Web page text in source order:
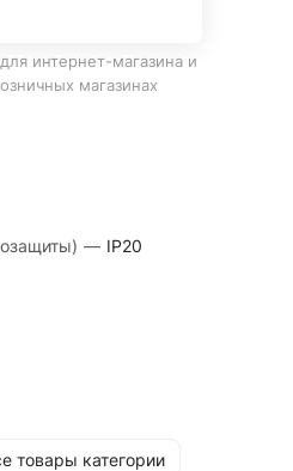
— IP20
товары категории
интернет-магазина и
магазинах